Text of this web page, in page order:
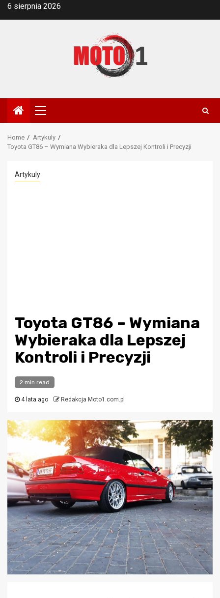
Skip6 sierpnia 2026
Primary
Menu
Home
Artykuly
Toyota GT86 – Wymiana Wybieraka dla Lepszej Kontroli i Precyzji
Artykuly
Toyota GT86 – Wymiana
Wybieraka dla Lepszej
Kontroli i Precyzji
2 min read
4 lata ago Redakcja Moto1.com.pl